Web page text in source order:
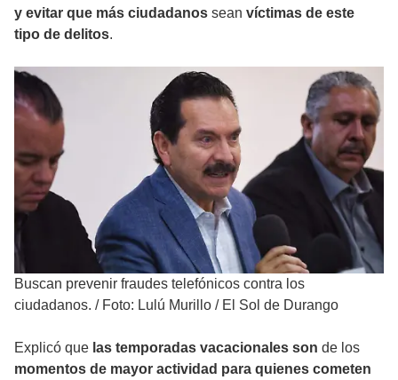
y evitar que más ciudadanos sean víctimas de este
tipo de delitos.
Buscan prevenir fraudes telefónicos contra los
ciudadanos. / Foto: Lulú Murillo / El Sol de Durango
Explicó que las temporadas vacacionales son de los
momentos de mayor actividad para quienes cometen